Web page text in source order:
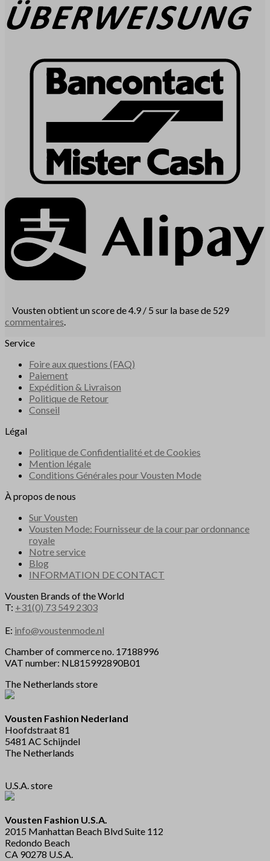
Vousten obtient un score de 4.9 / 5 sur la base de 529
commentaires.
Service
Foire aux questions (FAQ)
Paiement
Expédition & Livraison
Politique de Retour
Conseil
Légal
Politique de Confidentialité et de Cookies
Mention légale
Conditions Générales pour Vousten Mode
À propos de nous
Sur Vousten
Vousten Mode: Fournisseur de la cour par ordonnance
royale
Notre service
Blog
INFORMATION DE CONTACT
Vousten Brands of the World
T: +31(0) 73 549 2303
E: info@voustenmode.nl
Chamber of commerce no. 17188996
VAT number: NL815992890B01
The Netherlands store
Vousten Fashion Nederland
Hoofdstraat 81
5481 AC Schijndel
The Netherlands
U.S.A. store
Vousten Fashion U.S.A.
2015 Manhattan Beach Blvd Suite 112
Redondo Beach
CA 90278 U.S.A.